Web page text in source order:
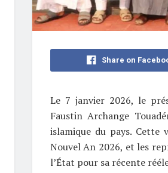
Share on
Le 7 janvier 2026, le
Faustin Archange
islamique du pays. Cette
Nouvel An 2026, et les
l’État pour sa récente